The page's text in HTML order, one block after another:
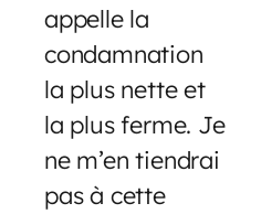
appelle la
condamnation
la plus nette et
la plus ferme. Je
ne m’en tiendrai
pas à cette